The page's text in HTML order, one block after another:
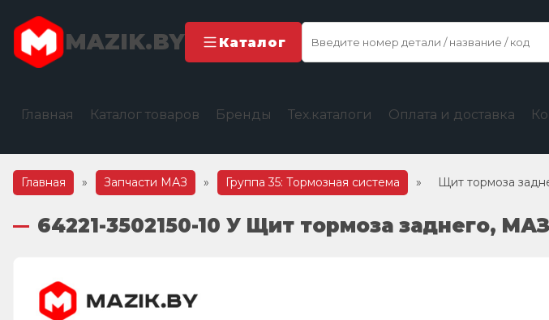
MAZIK.BY Каталог
Главная Каталог товаров Бренды Тех.каталоги Оплата и доставка
Главная » Запчасти МАЗ » Группа 35: Тормозная система » Щит тормоза
64221-3502150-10 У Щит тормоза заднего, МАЗ